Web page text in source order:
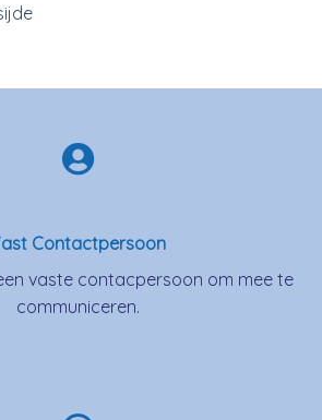
Contactpersoon
vaste contacpersoon om mee te
communiceren.